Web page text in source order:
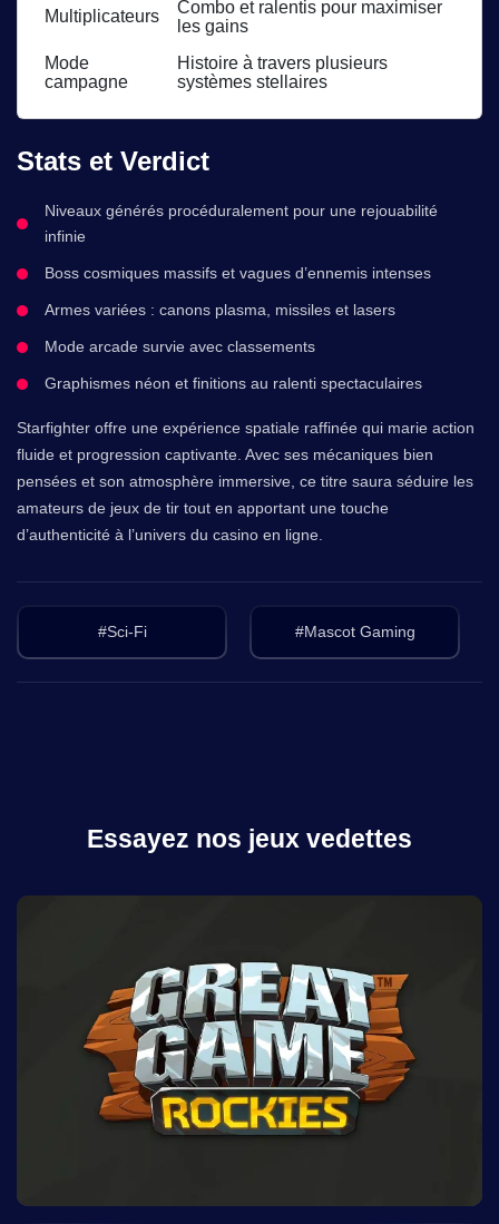
Multiplicateurs
Combo et ralentis pour maximiser
les gains
Mode
campagne
Histoire à travers plusieurs
systèmes stellaires
Stats et Verdict
Niveaux générés procéduralement pour une rejouabilité
infinie
Boss cosmiques massifs et vagues d’ennemis intenses
Armes variées : canons plasma, missiles et lasers
Mode arcade survie avec classements
Graphismes néon et finitions au ralenti spectaculaires
Starfighter offre une expérience spatiale raffinée qui marie action
fluide et progression captivante. Avec ses mécaniques bien
pensées et son atmosphère immersive, ce titre saura séduire les
amateurs de jeux de tir tout en apportant une touche
d’authenticité à l’univers du casino en ligne.
#Sci-Fi #Mascot Gaming
Essayez nos jeux vedettes